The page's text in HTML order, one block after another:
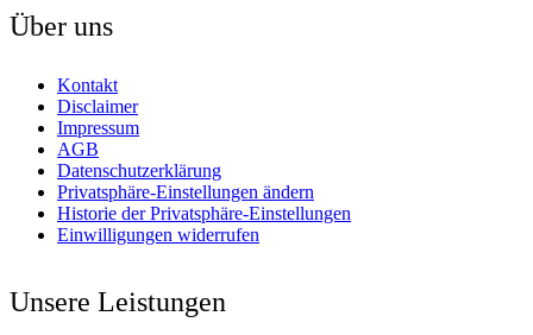
Über uns
Kontakt
Disclaimer
Impressum
AGB
Datenschutzerklärung
Privatsphäre-Einstellungen ändern
Historie der Privatsphäre-Einstellungen
Einwilligungen widerrufen
Unsere Leistungen